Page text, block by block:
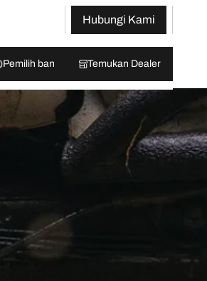
Hubungi Kami
Pemilih ban Temukan Dealer